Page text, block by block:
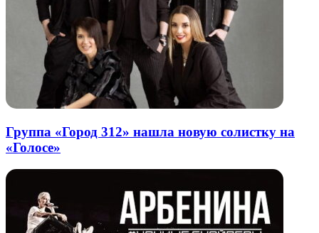
Группа «Город 312» нашла новую солистку на
«Голосе»